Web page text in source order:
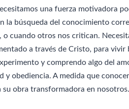
una fuerza motivadora
la búsqueda del conocimiento
o cuando otros nos critican.
a través de Cristo, para
y comprendo algo del
y obediencia. A medida que
su obra transformadora en nosotros.